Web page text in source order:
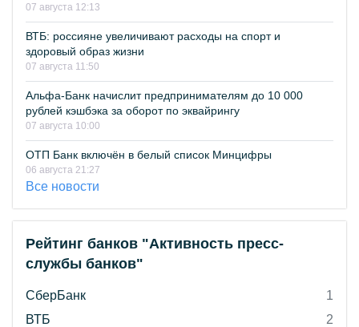
07 августа 12:13
ВТБ: россияне увеличивают расходы на спорт и
здоровый образ жизни
07 августа 11:50
Альфа-Банк начислит предпринимателям до 10 000
рублей кэшбэка за оборот по эквайрингу
07 августа 10:00
ОТП Банк включён в белый список Минцифры
06 августа 21:27
Все новости
Рейтинг банков "Активность пресс-
службы банков"
СберБанк
1
ВТБ
2